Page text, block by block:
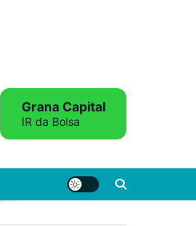
Grana Capital
IR da Bolsa